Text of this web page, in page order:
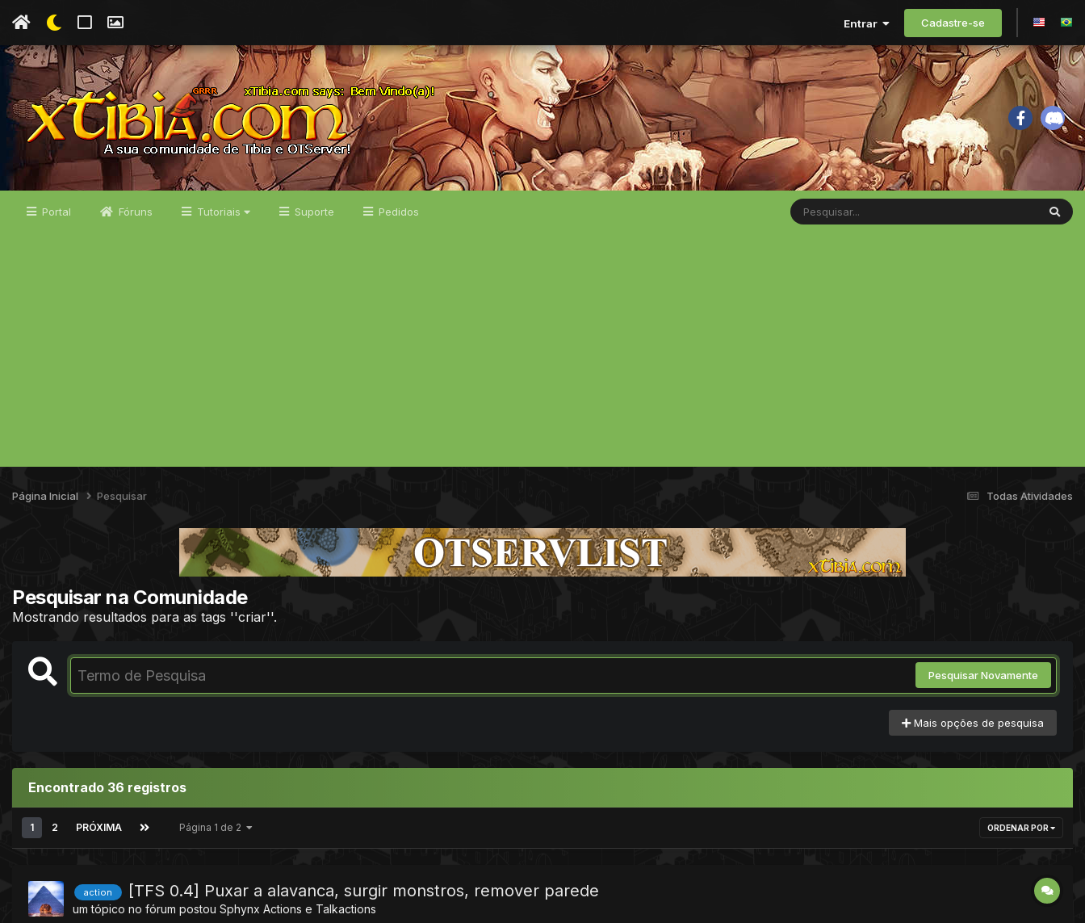
Entrar Cadastre-se
Portal Fóruns Tutoriais Suporte Pedidos
Todas Atividades
Página Inicial Pesquisar
Pesquisar na Comunidade
Mostrando resultados para as tags ''criar''.
Pesquisar Novamente
Mais opções de pesquisa
Encontrado 36 registros
1 2 PRÓXIMA Página 1 de 2 ORDENAR POR
action [TFS 0.4] Puxar a alavanca, surgir monstros, remover parede
um tópico no fórum postou Sphynx Actions e Talkactions